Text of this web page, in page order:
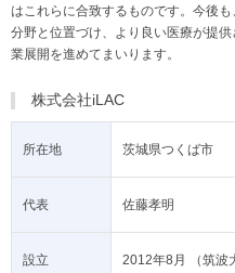
はこれらに合致するものです。今後
分野と位置づけ、より良い医療が提
業展開を進めてまいります。
株式会社iLAC
所在地 茨城県つくば市
代表 佐藤孝明
設立 2012年8月 （筑波